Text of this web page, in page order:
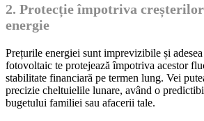
2. Protecție împotriva
energie
Prețurile energiei sunt imprevizibile și
fotovoltaic te protejează împotriva acestor
stabilitate financiară pe termen lung. Vei
precizie cheltuielile lunare, având o
bugetului familiei sau afacerii tale.